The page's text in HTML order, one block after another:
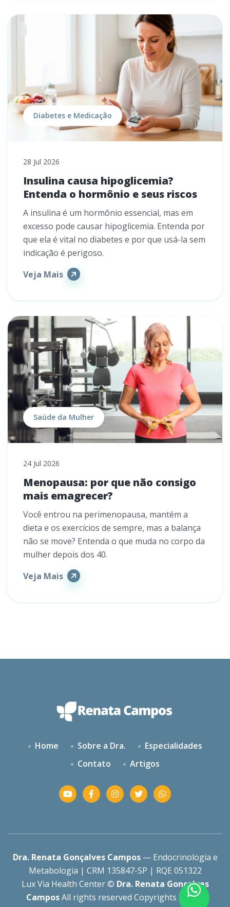
Diabetes e Medicação
28 Jul 2026
Insulina causa hipoglicemia?
Entenda o hormônio e seus riscos
A insulina é um hormônio essencial, mas em
excesso pode causar hipoglicemia. Entenda por
que ela é vital no diabetes e por que usá-la sem
indicação é perigoso.
Veja Mais
Saúde da Mulher
24 Jul 2026
Menopausa: por que não consigo
mais emagrecer?
Você entrou na perimenopausa, mantém a
dieta e os exercícios de sempre, mas a balança
não se move? Entenda o que muda no corpo da
mulher depois dos 40.
Veja Mais
Home Sobre a Dra.
Especialidades
Contato
Artigos
Dra. Renata Gonçalves Campos— Endocrinologia e
Metabologia | CRM 135847-SP | RQE 051322
Lux Via Health Center © Dra. Renata Gonçalves
CamposAll rights reserved Copyrights 2025 |